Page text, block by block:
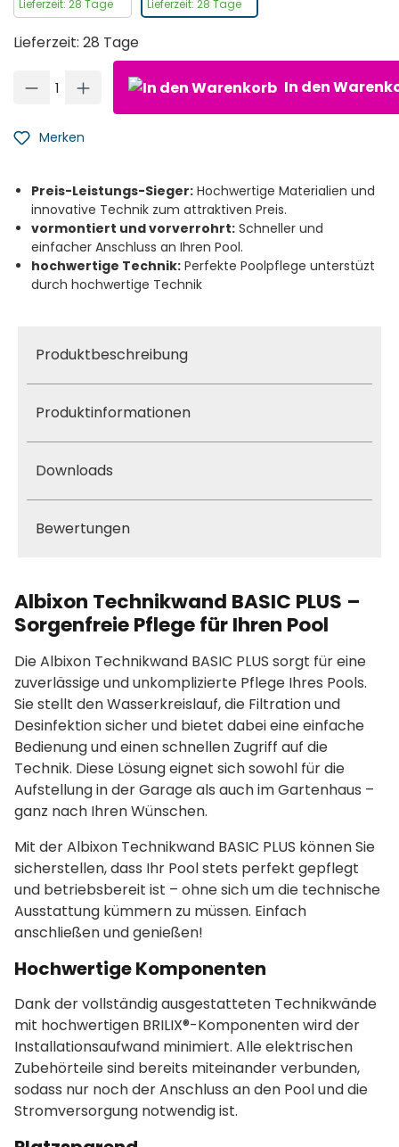
Lieferzeit: 28 Tage
Lieferzeit: 28 Tage
Lieferzeit: 28 Tage
Produkt Anzahl: Gib den gewünschten Wert ein oder
In den
Merken
Preis-Leistungs-Sieger: Hochwertige Materialien und
innovative Technik zum attraktiven Preis.
vormontiert und vorverrohrt: Schneller und
einfacher Anschluss an Ihren Pool.
hochwertige Technik: Perfekte Poolpflege unterstüzt
durch hochwertige Technik
Produktbeschreibung
Produktinformationen
Downloads
Bewertungen
Albixon Technikwand BASIC PLUS –
Sorgenfreie Pflege für Ihren Pool
Die Albixon Technikwand BASIC PLUS sorgt für eine
zuverlässige und unkomplizierte Pflege Ihres Pools.
Sie stellt den Wasserkreislauf, die Filtration und
Desinfektion sicher und bietet dabei eine einfache
Bedienung und einen schnellen Zugriff auf die
Technik. Diese Lösung eignet sich sowohl für die
Aufstellung in der Garage als auch im Gartenhaus –
ganz nach Ihren Wünschen.
Mit der Albixon Technikwand BASIC PLUS können Sie
sicherstellen, dass Ihr Pool stets perfekt gepflegt
und betriebsbereit ist – ohne sich um die technische
Ausstattung kümmern zu müssen. Einfach
anschließen und genießen!
Hochwertige Komponenten
Dank der vollständig ausgestatteten Technikwände
mit hochwertigen BRILIX®-Komponenten wird der
Installationsaufwand minimiert. Alle elektrischen
Zubehörteile sind bereits miteinander verbunden,
sodass nur noch der Anschluss an den Pool und die
Stromversorgung notwendig ist.